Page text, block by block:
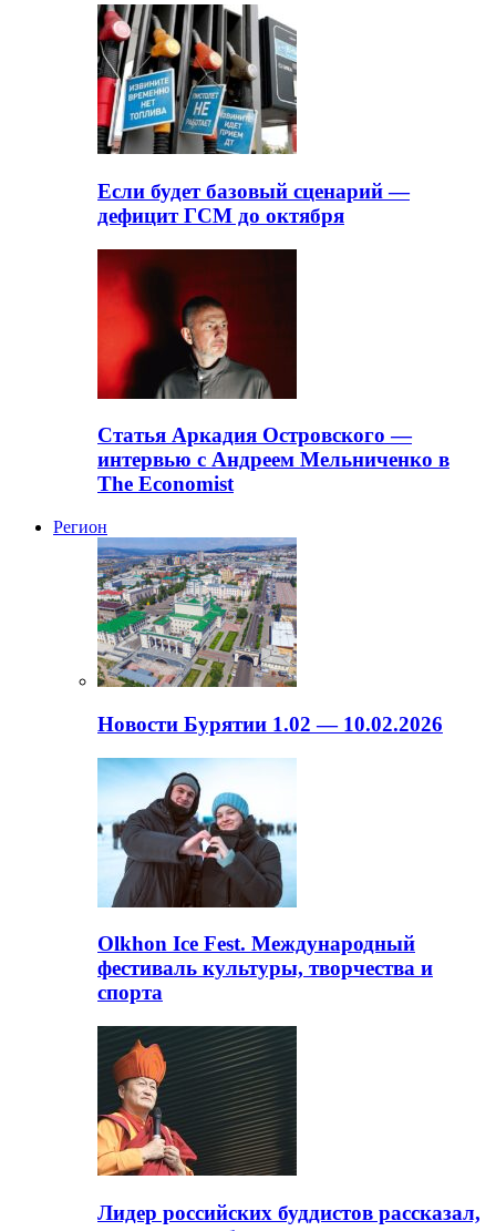
Если будет базовый сценарий —
дефицит ГСМ до октября
Статья Аркадия Островского —
интервью с Андреем Мельниченко в
The Economist
Регион
Новости Бурятии 1.02 — 10.02.2026
Olkhon Ice Fest. Международный
фестиваль культуры, творчества и
спорта
Лидер российских буддистов рассказал,